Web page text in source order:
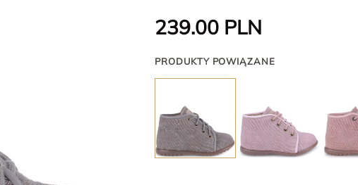
239.00 PLN
PRODUKTY POWIĄZANE